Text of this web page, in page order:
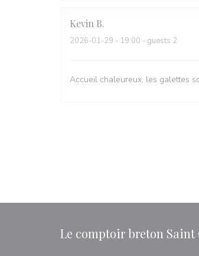
Kevin B
2026-01-29 - 19:00 - guests 2
Accueil chaleureux, les galettes
Le comptoir breton Saint